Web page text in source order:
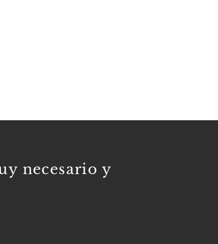
necesario y